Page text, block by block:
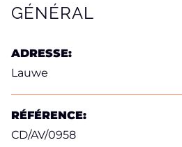
CARACTÉRISTIQUES
GÉNÉRAL
ADRESSE:
Lauwe
RÉFÉRENCE:
CD/AV/0958